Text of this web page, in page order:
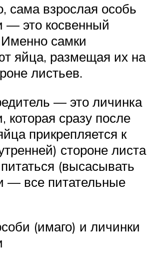
сама взрослая особь
— это косвенный
самки
яйца, размещая их на
листьев.
— это личинка
которая сразу после
прикрепляется к
стороне листа
(высасывать
— все питательные
(имаго) и личинки